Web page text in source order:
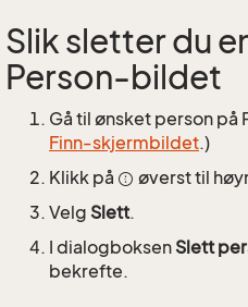
Slik sletter du
Person-bildet
Gå til ønsket person på
Finn-skjermbildet.)
Klikk på
øverst til
Velg Slett.
I dialogboksen Slett
bekrefte.